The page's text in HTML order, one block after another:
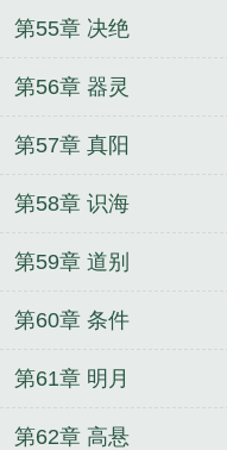
第55章 决绝
第56章 器灵
第57章 真阳
第58章 识海
第59章 道别
第60章 条件
第61章 明月
第62章 高悬